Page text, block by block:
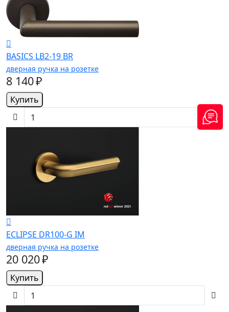
BASICS LB2-19 BR
дверная ручка на розетке
8 140 ₽
Купить
ECLIPSE DR100-G IM
дверная ручка на розетке
20 020 ₽
Купить